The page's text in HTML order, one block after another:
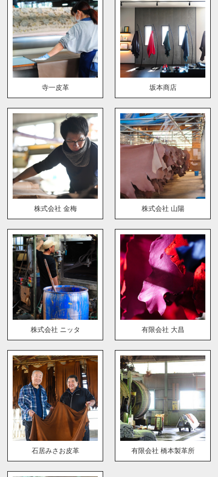
寺一皮革 坂本商店
株式会社 金梅 株式会社 山陽
株式会社 ニッタ 有限会社 大昌
石居みさお皮革 有限会社 橋本製革所